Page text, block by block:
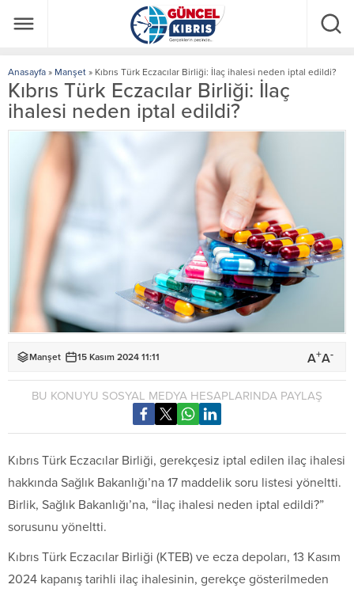
Anasayfa » Manşet » Kıbrıs Türk Eczacılar Birliği: İlaç ihalesi neden iptal edildi?
Kıbrıs Türk Eczacılar Birliği: İlaç
ihalesi neden iptal edildi?
Manşet 15 Kasım 2024 11:11 A+A-
BU KONUYU SOSYAL MEDYA HESAPLARINDA PAYLAŞ
Kıbrıs Türk Eczacılar Birliği, gerekçesiz iptal edilen ilaç ihalesi
hakkında Sağlık Bakanlığı’na 17 maddelik soru listesi yöneltti.
Birlik, Sağlık Bakanlığı’na, “İlaç ihalesi neden iptal edildi?”
sorusunu yöneltti.
Kıbrıs Türk Eczacılar Birliği (KTEB) ve ecza depoları, 13 Kasım
2024 kapanış tarihli ilaç ihalesinin, gerekçe gösterilmeden